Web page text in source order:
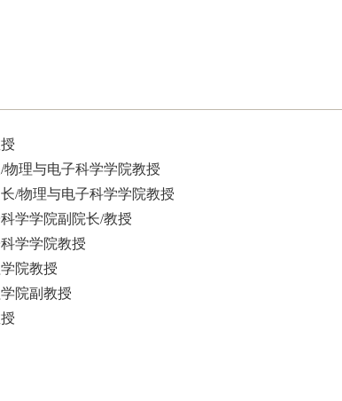
理与电子科学学院教授
/物理与电子科学学院教授
学学院副院长/教授
学学院教授
院教授
院副教授